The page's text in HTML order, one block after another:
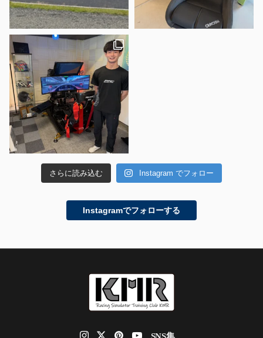
さらに読み込む Instagram でフォロー
Instagramでフォローする